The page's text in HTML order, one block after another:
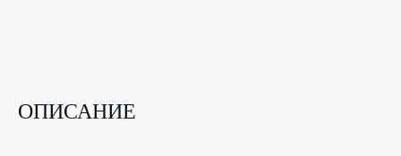
ОПИСАНИЕ